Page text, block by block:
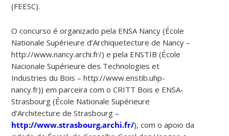
(FEESC).
O concurso é organizado pela ENSA Nancy (École
Nationale Supérieure d’Archiquetecture de Nancy –
http://www.nancy.archi.fr/) e pela ENSTIB (École
Nacionale Supérieure des Technologies et
Industries du Bois – http://www.enstib.uhp-
nancy.fr)) em parceira com o CRITT Bois e ENSA-
Strasbourg (École Nationale Supérieure
d’Architecture de Strasbourg –
http://www.strasbourg.archi.fr/), com o apoio da